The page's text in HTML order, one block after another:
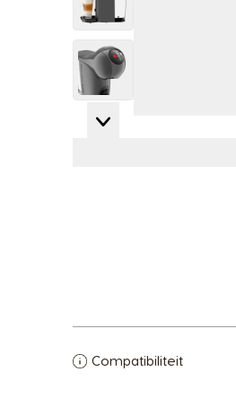
View larger image
View larger image
Compatibiliteit